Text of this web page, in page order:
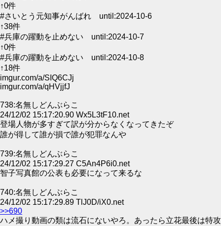
↑0件
#さいとう元知事がんばれ until:2024-10-6
↑38件
#兵庫の躍動を止めない until:2024-10-7
↑0件
#兵庫の躍動を止めない until:2024-10-8
↑18件
imgur.com/a/SIQ6CJj
imgur.com/a/qHVjjfJ
738:名無しどんぶらこ
24/12/02 15:17:20.90 Wx5L3tF10.net
登場人物が多すぎて訳が分からなくなってきたぞ
誰が得して誰が損で誰が犯罪なんや
739:名無しどんぶらこ
24/12/02 15:17:29.27 C5An4P6i0.net
智子写真館の公表も必要になって来るな
740:名無しどんぶらこ
24/12/02 15:17:29.89 TlJ0D/iX0.net
>>690
ハメ撮り動画の類は流石にないやろ。あったら立花最後は特攻